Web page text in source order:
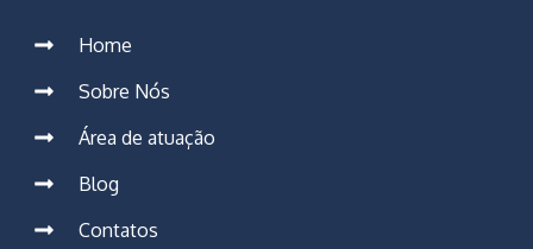
Home
Sobre Nós
Área de atuação
Blog
Contatos